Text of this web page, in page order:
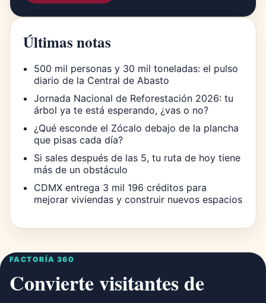
Últimas notas
500 mil personas y 30 mil toneladas: el pulso
diario de la Central de Abasto
Jornada Nacional de Reforestación 2026: tu
árbol ya te está esperando, ¿vas o no?
¿Qué esconde el Zócalo debajo de la plancha
que pisas cada día?
Si sales después de las 5, tu ruta de hoy tiene
más de un obstáculo
CDMX entrega 3 mil 196 créditos para
mejorar viviendas y construir nuevos espacios
FACTORÍA 360
Convierte visitantes de